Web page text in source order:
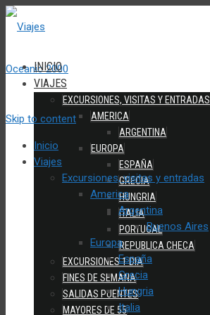
INICIO
VIAJES
EXCURSIONES, VISITAS Y ENTRADAS
AMERICA
ARGENTINA
EUROPA
ESPAÑA
GRECIA
HUNGRIA
ITALIA
PORTUGAL
REPUBLICA CHECA
EXCURSIONES 1 DIA
FINES DE SEMANA
SALIDAS PUENTES
MAYORES DE 55
Skip to content
Inicio
Viajes
Excursiones, visitas y entradas
America
Argentina
Buenos Aires
Europa
España
Grecia
Hungria
Italia